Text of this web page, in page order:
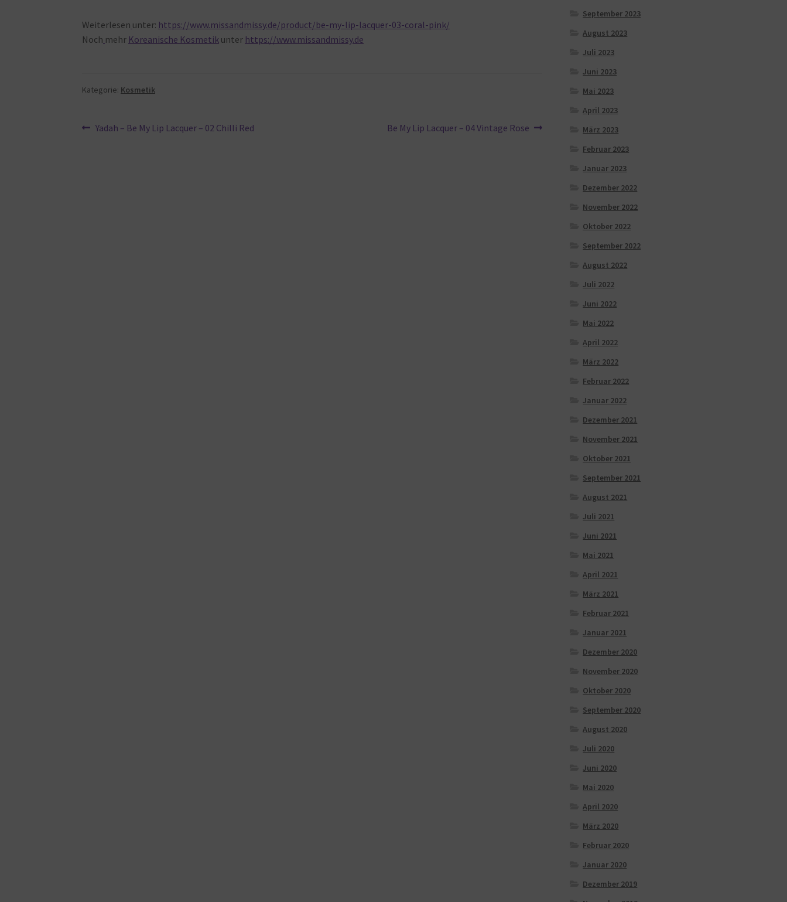
Weiterlesen unter: https://www.missandmissy.de/product/be-my-lip-lacquer-03-coral-pink/
Noch mehr Koreanische Kosmetik unter https://www.missandmissy.de
Kategorie: Kosmetik
Beitragsnavigation
Vorheriger
Yadah – Be My Lip Lacquer – 02 Chilli Red
Nächster
Be My Lip Lacquer – 04 Vintage Rose
September 2023
August 2023
Juli 2023
Juni 2023
Mai 2023
April 2023
März 2023
Februar 2023
Januar 2023
Dezember 2022
November 2022
Oktober 2022
September 2022
August 2022
Juli 2022
Juni 2022
Mai 2022
April 2022
März 2022
Februar 2022
Januar 2022
Dezember 2021
November 2021
Oktober 2021
September 2021
August 2021
Juli 2021
Juni 2021
Mai 2021
April 2021
März 2021
Februar 2021
Januar 2021
Dezember 2020
November 2020
Oktober 2020
September 2020
August 2020
Juli 2020
Juni 2020
Mai 2020
April 2020
März 2020
Februar 2020
Januar 2020
Dezember 2019